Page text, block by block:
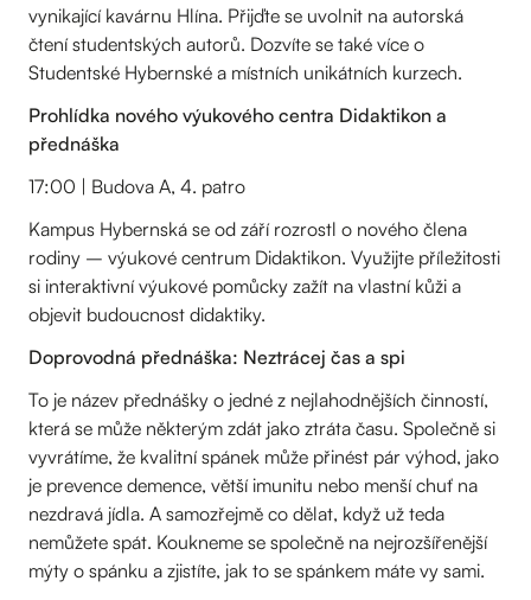
vynikající kavárnu Hlína. Přijďte se uvolnit na autorská
čtení studentských autorů. Dozvíte se také více o
Studentské Hybernské a místních unikátních kurzech.
Prohlídka nového výukového centra Didaktikon a
přednáška
17:00 | Budova A, 4. patro
Kampus Hybernská se od září rozrostl o nového člena
rodiny – výukové centrum Didaktikon. Využijte příležitosti
si interaktivní výukové pomůcky zažít na vlastní kůži a
objevit budoucnost didaktiky.
Doprovodná přednáška: Neztrácej čas a spi
To je název přednášky o jedné z nejlahodnějších činností,
která se může některým zdát jako ztráta času. Společně si
vyvrátíme, že kvalitní spánek může přinést pár výhod, jako
je prevence demence, větší imunitu nebo menší chuť na
nezdravá jídla. A samozřejmě co dělat, když už teda
nemůžete spát. Koukneme se společně na nejrozšířenější
mýty o spánku a zjistíte, jak to se spánkem máte vy sami.